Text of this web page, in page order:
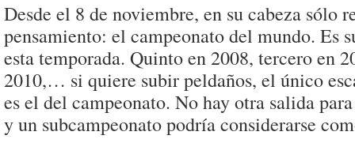
Desde el 8 de noviembre, en su cabeza sólo
pensamiento: el campeonato del mundo. Es
esta temporada. Quinto en 2008, tercero en
2010,… si quiere subir peldaños, el único
es el del campeonato. No hay otra salida
y un subcampeonato podría considerarse